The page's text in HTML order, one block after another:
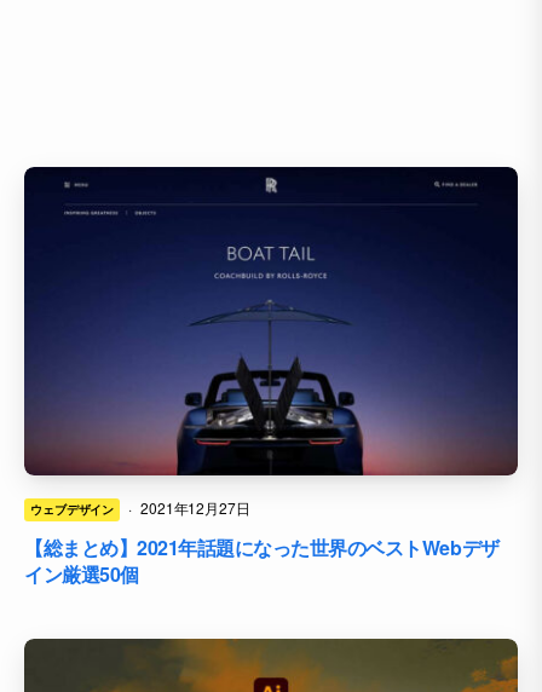
ウェブデザイン · 2021年12月27日
【総まとめ】2021年話題になった世界のベストWebデザ
イン厳選50個